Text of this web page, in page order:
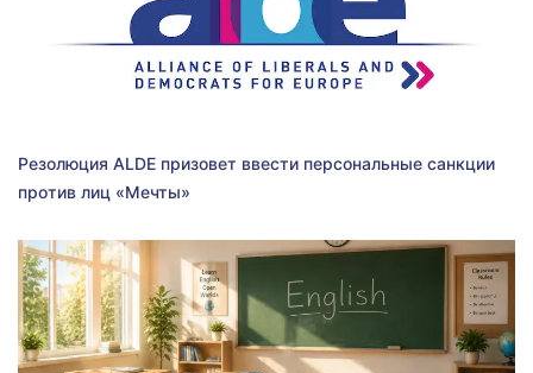
Резолюция ALDE призовет ввести персональные санкции
против лиц «Мечты»